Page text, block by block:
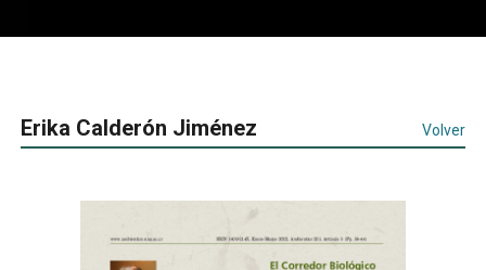
Erika Calderón Jiménez Volver